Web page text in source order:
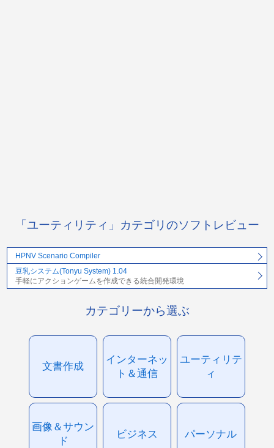
「ユーティリティ」カテゴリのソフトレビュー
HPNV Scenario Compiler
豆乳システム(Tonyu System) 1.04
手軽にアクションゲームを作成できる統合開発環境
カテゴリーから選ぶ
文書作成
インターネッ
ト＆通信
ユーティリテ
ィ
画像＆サウン
ド
ビジネス パーソナル